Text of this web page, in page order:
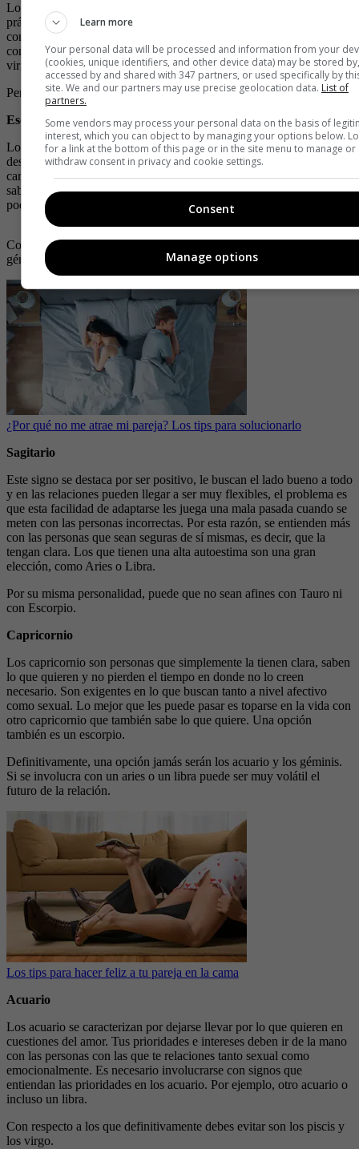
Los virgo se caracterizan por ser un poco controladores en
prácticamente todo. Esto implica que sus relaciones tanto sexuales
como amorosas deben ser con personas que se adapten a este tipo de
comportamientos. Este signo se entiende a la perfección con otro
virgo y con sagitario.
Pero es mejor no involucrarse con un leo ni con un géminis.
Escorpio
Los escorpio pueden definirse como algo territoriales y
desconfiados. No en exceso, pero sí predominan estas
características. Por ello, buscan estabilidad, y no todos los signos
saben llevar a cabo esta tarea. Los tauro, cáncer y capricornio
podrían ser perfectos para la misión.
Con los que definitivamente no hacen
géminis. Lo mejor es ser amigos que no se ven todos los días.
¿Por qué no me atrae mi pareja? Los tips para solucionarlo
Sagitario
Este signo se destaca por ser positivo, le buscan el lado bueno a todo
y en las relaciones pueden llegar a ser muy flexibles, el problema es
que esta facilidad de adaptarse les juega una mala pasada cuando se
meten con las personas incorrectas. Por esta razón, se entienden más
con las personas que sean seguras de sí mismas, es decir, que la
tengan clara. Los que tienen una alta autoestima son una gran
elección, como Aries o Libra.
Por su misma personalidad, puede que no sean afines con Tauro ni
con Escorpio.
Capricornio
Los capricornio son personas que simplemente la tienen clara, saben
lo que quieren y no pierden el tiempo en donde no lo creen
necesario. Son exigentes en lo que buscan tanto a nivel afectivo
como sexual. Lo mejor que les puede pasar es toparse en la vida con
otro capricornio que también sabe lo que quiere. Una opción
también es un escorpio.
Definitivamente, una opción jamás serán los acuario y los géminis.
Si se involucra con un aries o un libra puede ser muy volátil el
futuro de la relación.
Los tips para hacer feliz a tu pareja en la cama
Acuario
Los acuario se caracterizan por dejarse llevar por lo que quieren en
cuestiones del amor. Tus prioridades e intereses deben ir de la mano
con las personas con las que te relaciones tanto sexual como
emocionalmente. Es necesario involucrarse con signos que
entiendan las prioridades en los acuario. Por ejemplo, otro acuario o
incluso un libra.
Con respecto a los que definitivamente debes evitar son los piscis y
los virgo.
Learn more
Your personal data will be processed and information from your
(cookies, unique identifiers, and other device data) may be stored by,
accessed by and shared with 347 partners, or used specifically by
site. We and our partners may use precise geolocation data. List of
partners.
Some vendors may process your personal data on the basis of
interest, which you can object to by managing your options below.
for a link at the bottom of this page or in the site menu to manage or
withdraw consent in privacy and cookie settings.
Consent
Manage options